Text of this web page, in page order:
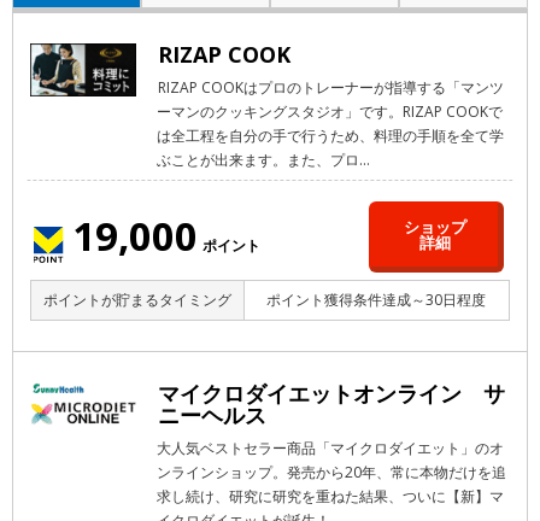
RIZAP COOK
RIZAP COOKはプロのトレーナーが指導する「マンツ
ーマンのクッキングスタジオ」です。RIZAP COOKで
は全工程を自分の手で行うため、料理の手順を全て学
ぶことが出来ます。また、プロ...
19,000 ポイント
ショップ
詳細
ポイントが貯まるタイミング ポイント獲得条件達成～30日程度
マイクロダイエットオンライン サ
ニーヘルス
大人気ベストセラー商品「マイクロダイエット」のオ
ンラインショップ。発売から20年、常に本物だけを追
求し続け、研究に研究を重ねた結果、ついに【新】マ